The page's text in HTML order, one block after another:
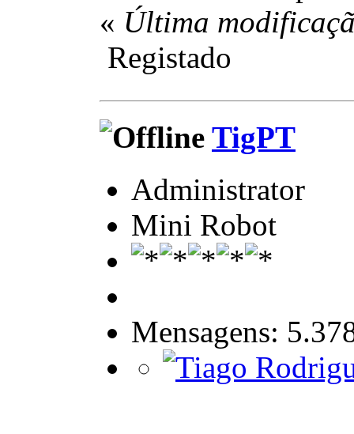
« Última
Registado
TigPT
Administrator
Mini Robot
Mensagens: